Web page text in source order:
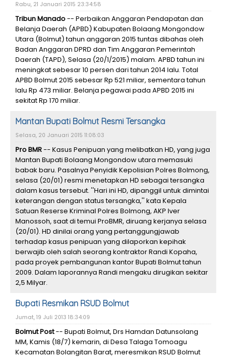
Rabu, 21 Januari 2015 23:34:58
Tribun Manado-- Perbaikan Anggaran Pendapatan dan
Belanja Daerah (APBD) Kabupaten Bolaang Mongondow
Utara (Bolmut) tahun anggaran 2015 tuntas dibahas oleh
Badan Anggaran DPRD dan Tim Anggaran Pemerintah
Daerah (TAPD), Selasa (20/1/2015) malam. APBD tahun ini
meningkat sebesar 10 persen dari tahun 2014 lalu. Total
APBD Bolmut 2015 sebesar Rp 521 miliar, sementara tahun
lalu Rp 473 miliar. Belanja pegawai pada APBD 2015 ini
sekitat Rp 170 miliar.
Mantan Bupati Bolmut Resmi Tersangka
Selasa, 20 Januari 2015 11:08:03
Pro BMR-- Kasus Penipuan yang melibatkan HD, yang juga
Mantan Bupati Bolaang Mongondow utara memasuki
babak baru. Pasalnya Penyidik Kepolisian Polres Bolmong,
selasa (20/01) resmi menetapkan HD sebagai tersangka
dalam kasus tersebut. ''Hari ini HD, dipanggil untuk dimintai
keterangan dengan status tersangka,'' kata Kepala
Satuan Reserse Kriminal Polres Bolmong, AKP Iver
Manossoh, saat di temui ProBMR, diruang kerjanya selasa
(20/01). HD dinilai orang yang pertanggungjawab
terhadap kasus penipuan yang dilaporkan kepihak
berwajib oleh salah seorang kontraktor Randi Kopaha,
pada proyek pembangunan kantor Bupati Bolmut tahun
2009. Dalam laporannya Randi mengaku dirugikan sekitar
2,5 Milyar.
Bupati Resmikan RSUD Bolmut
Jumat, 19 Juli 2013 18:34:09
Bolmut Post-- Bupati Bolmut, Drs Hamdan Datunsolang
MM, Kamis (18/7) kemarin, di Desa Talaga Tomoagu
Kecamatan Bolangitan Barat, meresmikan RSUD Bolmut